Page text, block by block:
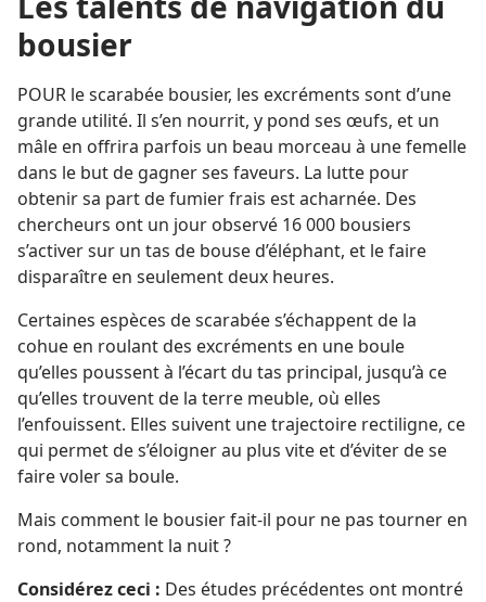
bousier
POUR le scarabée bousier, les excréments sont d’une
grande utilité. Il s’en nourrit, y pond ses œufs, et un
mâle en offrira parfois un beau morceau à une femelle
dans le but de gagner ses faveurs. La lutte pour
obtenir sa part de fumier frais est acharnée. Des
chercheurs ont un jour observé 16 000 bousiers
s’activer sur un tas de bouse d’éléphant, et le faire
disparaître en seulement deux heures.
Certaines espèces de scarabée s’échappent de la
cohue en roulant des excréments en une boule
qu’elles poussent à l’écart du tas principal, jusqu’à ce
qu’elles trouvent de la terre meuble, où elles
l’enfouissent. Elles suivent une trajectoire rectiligne, ce
qui permet de s’éloigner au plus vite et d’éviter de se
faire voler sa boule.
Mais comment le bousier fait-il pour ne pas tourner en
rond, notamment la nuit ?
Considérez ceci : Des études précédentes ont montré